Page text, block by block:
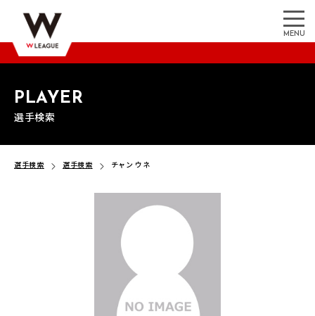
MENU
PLAYER
選手検索
選手検索 選手検索 チャン ウネ